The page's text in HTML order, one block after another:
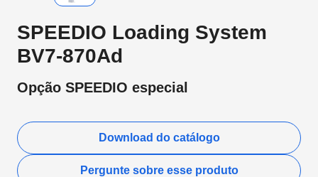
SPEEDIO Loading System
BV7-870Ad
Opção SPEEDIO especial
Download do catálogo
Pergunte sobre esse produto